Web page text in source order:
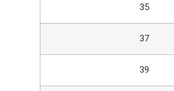
35
37
39